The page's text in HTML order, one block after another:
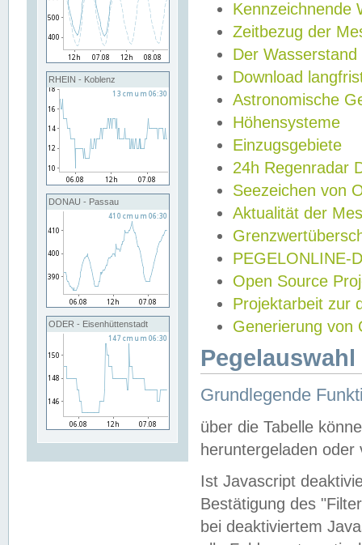
RHEIN - Koblenz
DONAU - Passau
ODER - Eisenhüttenstadt
Kennzeichnende
Zeitbezug der
Der Wasserstand
Download
Astronomische
Höhensysteme
Einzugsgebiete
24h Regenradar
Seezeichen von
Aktualität der
PEGELONLINE-
Open Source
Projektarbeit zur
Generierung von
Grundlegende
über die Tabelle
heruntergeladen oder
Ist Javascript
Bestätigung des
bei deaktiviertem